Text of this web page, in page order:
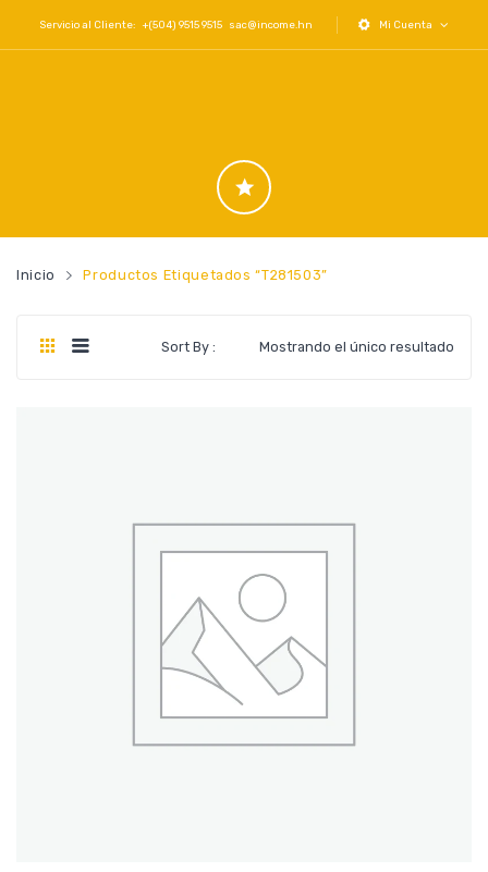
Servicio al Cliente: +(504) 9515 9515 sac@income.hn Mi Cuenta
Inicio Productos Etiquetados “T281503”
Mostrando el único resultado
Sort By :